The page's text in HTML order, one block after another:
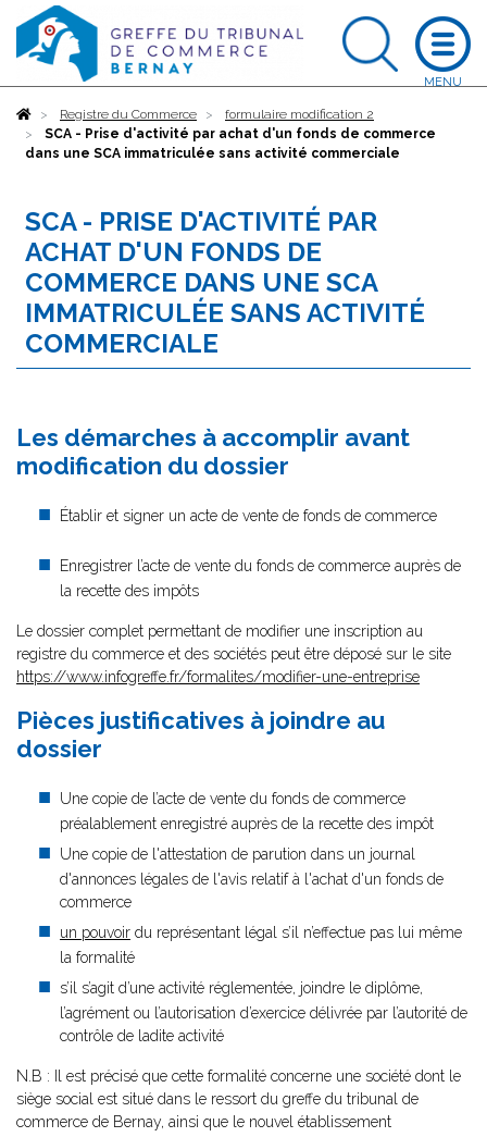
AccueilRegistre du Commerce
formulaire modification 2
SCA - Prise d'activité par achat d'un fonds de commerce
dans une SCA immatriculée sans activité commerciale
SCA - PRISE D'ACTIVITÉ PAR
ACHAT D'UN FONDS DE
COMMERCE DANS UNE SCA
IMMATRICULÉE SANS ACTIVITÉ
COMMERCIALE
Les démarches à accomplir avant
modification du dossier
Établir et signer un acte de vente de fonds de commerce
Enregistrer l’acte de vente du fonds de commerce auprès de
la recette des impôts
Le dossier complet permettant de modifier une inscription au
registre du commerce et des sociétés peut être déposé sur le site
https://www.infogreffe.fr/formalites/modifier-une-entreprise
Pièces justificatives à joindre au
dossier
Une copie de l’acte de vente du fonds de commerce
préalablement enregistré auprès de la recette des impôt
Une copie de l'attestation de parution dans un journal
d'annonces légales de l'avis relatif à l'achat d'un fonds de
commerce
un pouvoir du représentant légal s’il n’effectue pas lui même
la formalité
s’il s’agit d’une activité réglementée, joindre le diplôme,
l’agrément ou l’autorisation d’exercice délivrée par l’autorité de
contrôle de ladite activité
N.B : Il est précisé que cette formalité concerne une société dont le
siège social est situé dans le ressort du greffe du tribunal de
commerce de Bernay, ainsi que le nouvel établissement